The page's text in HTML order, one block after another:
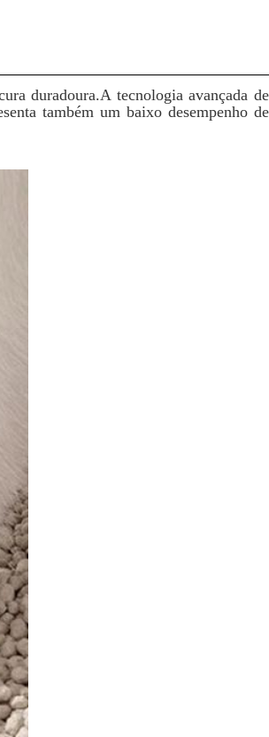
duradoura.A tecnologia avançada de
também um baixo desempenho de